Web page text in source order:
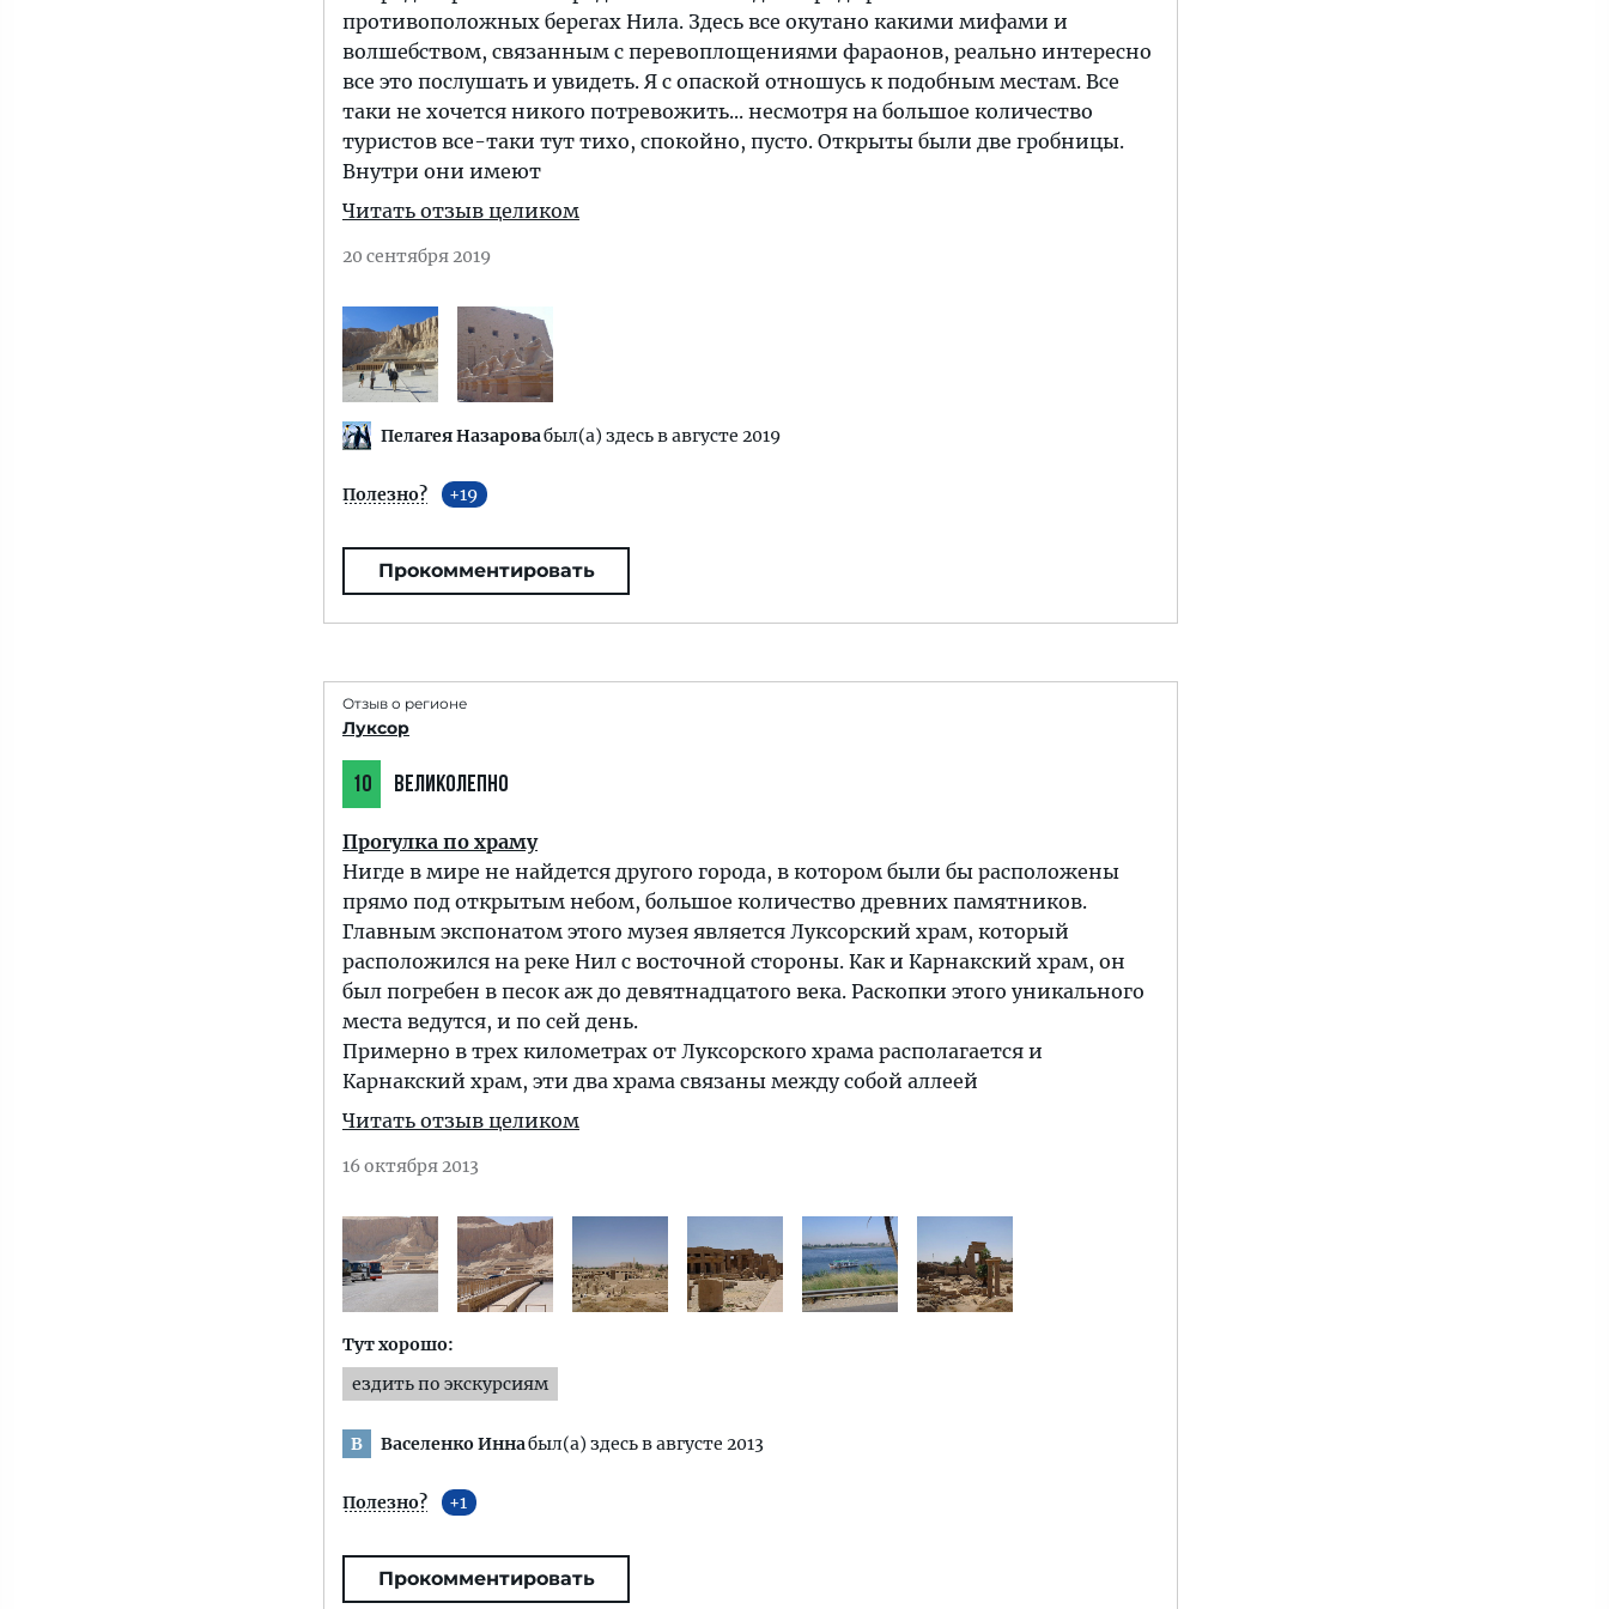
противоположных берегах Нила. Здесь все окутано какими мифами и
волшебством, связанным с перевоплощениями фараонов, реально интересно
все это послушать и увидеть. Я с опаской отношусь к подобным местам. Все
таки не хочется никого потревожить... несмотря на большое количество
туристов все-таки тут тихо, спокойно, пусто. Открыты были две гробницы.
Внутри они имеют
Читать отзыв целиком
20 сентября 2019
Пелагея Назаровабыл(а) здесь в августе 2019
Полезно? 19
Прокомментировать
Отзыв о регионе
Луксор
10 ВЕЛИКОЛЕПНО
Прогулка по храму
Нигде в мире не найдется другого города, в котором были бы расположены
прямо под открытым небом, большое количество древних памятников.
Главным экспонатом этого музея является Луксорский храм, который
расположился на реке Нил с восточной стороны. Как и Карнакский храм, он
был погребен в песок аж до девятнадцатого века. Раскопки этого уникального
места ведутся, и по сей день.
Примерно в трех километрах от Луксорского храма располагается и
Карнакский храм, эти два храма связаны между собой аллеей
Читать отзыв целиком
16 октября 2013
Тут хорошо:
ездить по экскурсиям
В Васеленко Иннабыл(а) здесь в августе 2013
Полезно? 1
Прокомментировать